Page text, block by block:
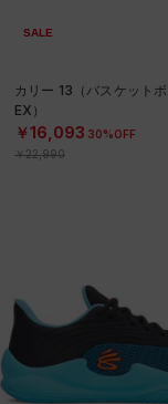
SALE
カリー 13（バスケット
EX）
￥16,093 30%OFF
￥22,990